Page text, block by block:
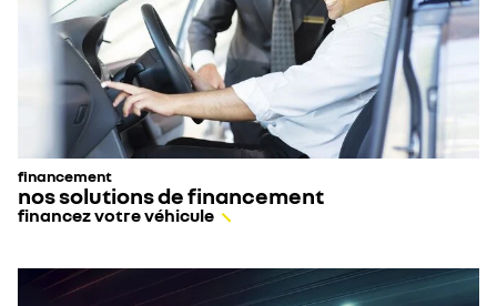
financement
nos solutions de financement
financez votre véhicule